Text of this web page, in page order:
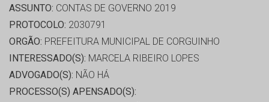
ASSUNTO: CONTAS DE GOVERNO 2019
PROTOCOLO: 2030791
ORGÃO: PREFEITURA MUNICIPAL DE CORGUINHO
INTERESSADO(S): MARCELA RIBEIRO LOPES
ADVOGADO(S): NÃO HÁ
PROCESSO(S) APENSADO(S):